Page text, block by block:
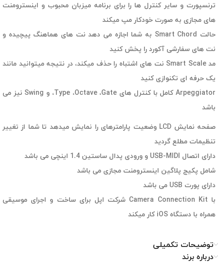
ترنسپورت و سایر کنترل ها را برای برنامه میزبان محبوب و اینسترومنت
های مجازی به صورت خودکار مپ میکند
حالت Smart Chord به شما اجازه می دهد نت های هماهنگ پیچیده و
نت های سفارشی آکورد را پخش کنید
مد Smart Scale نت های اشتباه را حذف میکند، در نتیجه میتوانید مانند
یک حرفه ای تکنوازی کنید
Arpeggiator کامل با کنترل های Type ،Octave ،Gate، و Swing نیز می
باشد
صفحه نمایش LCD وضعیت پارامترهای را نمایش میدهد تا شما از تغییر
تنظیمات مطلع گردید
دارای اتصال USB-MIDI و ورودی پدال ساستین 1.4 اینچی می باشد
شامل پکیج پلاگین اینسترومنت مجازی می باشد
دارای پورت USB می باشد
با Camera Connection Kit شرکت اپل برای ساخت و اجرای موسیقی
همراه با دستگاه iOS کار میکند
توضیحات تکمیلی
درباره برند